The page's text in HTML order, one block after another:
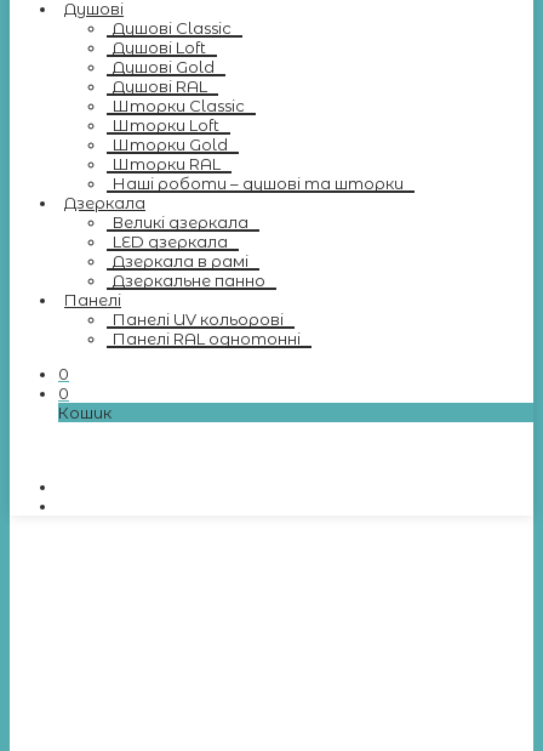
Душові
Душові Classic
Душові Loft
Душові Gold
Душові RAL
Шторки Classic
Шторки Loft
Шторки Gold
Шторки RAL
Наші роботи – душові та шторки
Дзеркала
Великі дзеркала
LED дзеркала
Дзеркала в рамі
Дзеркальне панно
Панелі
Панелі UV кольорові
Панелі RAL однотонні
0
0
Кошик